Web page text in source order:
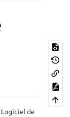
de